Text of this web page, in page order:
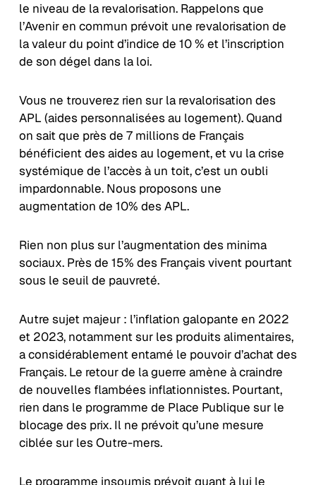
le niveau de la revalorisation. Rappelons que
l’Avenir en commun prévoit une revalorisation de
la valeur du point d’indice de 10 % et l’inscription
de son dégel dans la loi.
Vous ne trouverez rien sur la revalorisation des
APL (aides personnalisées au logement). Quand
on sait que près de 7 millions de Français
bénéficient des aides au logement, et vu la crise
systémique de l’accès à un toit, c’est un oubli
impardonnable. Nous proposons une
augmentation de 10% des APL.
Rien non plus sur l’augmentation des minima
sociaux. Près de 15% des Français vivent pourtant
sous le seuil de pauvreté.
Autre sujet majeur : l’inflation galopante en 2022
et 2023, notamment sur les produits alimentaires,
a considérablement entamé le pouvoir d’achat des
Français. Le retour de la guerre amène à craindre
de nouvelles flambées inflationnistes. Pourtant,
rien dans le programme de Place Publique sur le
blocage des prix. Il ne prévoit qu’une mesure
ciblée sur les Outre-mers.
Le programme insoumis prévoit quant à lui le